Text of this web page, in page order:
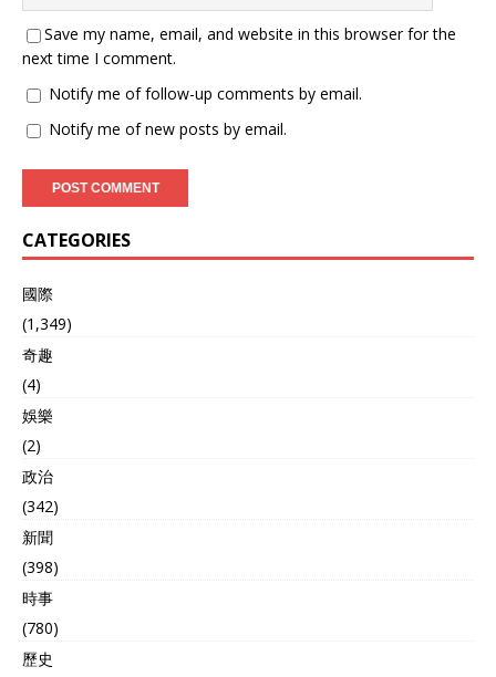
Save my name, email, and website in this browser for the
next time I comment.
Notify me of follow-up comments by email.
Notify me of new posts by email.
CATEGORIES
國際
(1,349)
奇趣
(4)
娛樂
(2)
政治
(342)
新聞
(398)
時事
(780)
歷史